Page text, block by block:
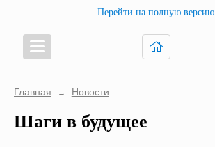
Перейти на полную версию
Главная → Новости
Шаги в будущее